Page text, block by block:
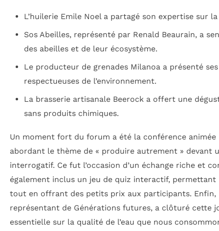
L’huilerie Emile Noel a partagé son expertise sur
Sos Abeilles, représenté par Renald Beaurain, a
des abeilles et de leur écosystème.
Le producteur de grenades Milanoa a présenté
respectueuses de l’environnement.
La brasserie artisanale Beerock a offert une
sans produits chimiques.
Un moment fort du forum a été la conférence animée
abordant le thème de « produire autrement » devant
interrogatif. Ce fut l’occasion d’un échange riche et
également inclus un jeu de quiz interactif, permettant
tout en offrant des petits prix aux participants. Enfin,
représentant de Générations futures, a clôturé cette
essentielle sur la qualité de l’eau que nous